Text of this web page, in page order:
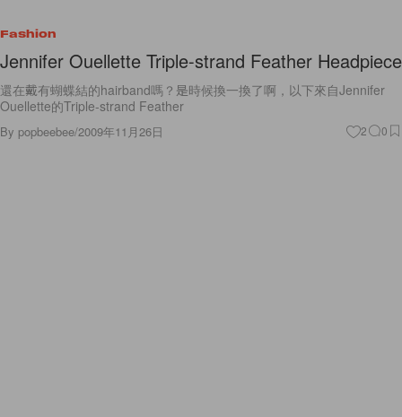
Fashion
Jennifer Ouellette Triple-strand Feather Headpiece
還在戴有蝴蝶結的hairband嗎？是時候換一換了啊，以下來自Jennifer
Ouellette的Triple-strand Feather
By popbeebee/2009年11月26日 2 0